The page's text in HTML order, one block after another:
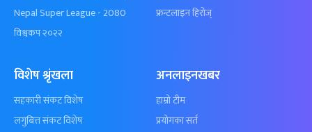
Nepal Super League - 2080
विश्वकप २०२२
फ्रन्टलाइन हिरोज्
विशेष श्रृंखला
सहकारी संकट विशेष
लगुबित्त संकट विशेष
अनलाइनखबर
हाम्रो टीम
प्रयोगका सर्त